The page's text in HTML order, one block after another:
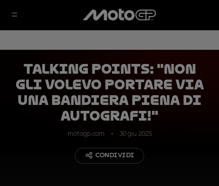
Talking Points: "Non
gli volevo portare via
una bandiera piena di
autografi!"
motogp.com 30 giu 2025
CONDIVIDI